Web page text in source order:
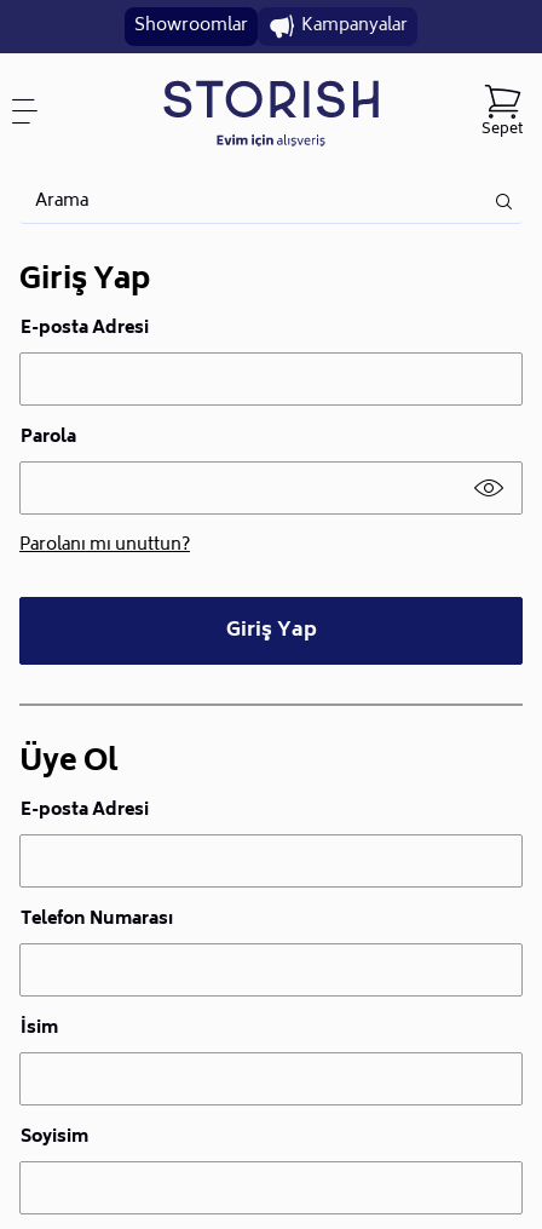
Showroomlar Kampanyalar
Sepet
Giriş Yap
E-posta Adresi
Parola
Parolanı mı unuttun?
Giriş Yap
Üye Ol
E-posta Adresi
Telefon Numarası
İsim
Soyisim